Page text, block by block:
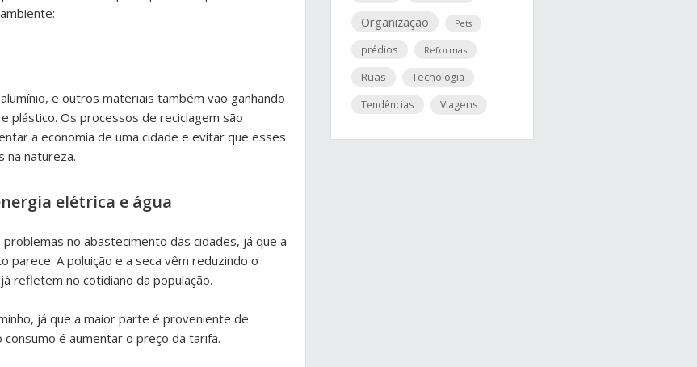
e outros materiais também vão ganhando
plástico. Os processos de reciclagem são
a economia de uma cidade e evitar que esses
na natureza.
elétrica e água
no abastecimento das cidades, já que a
parece. A poluição e a seca vêm reduzindo o
refletem no cotidiano da população.
já que a maior parte é proveniente de
é aumentar o preço da tarifa.
Organização Pets
prédios Reformas
Ruas
Tecnologia
Tendências
Viagens